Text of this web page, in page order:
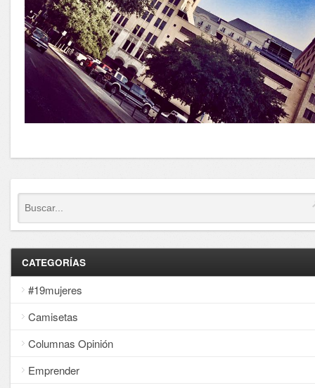
CATEGORÍAS
#19mujeres
Camisetas
Columnas Opinión
Emprender